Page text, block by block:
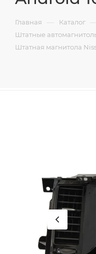
Главная — Каталог
Штатные
Штатная магнитола